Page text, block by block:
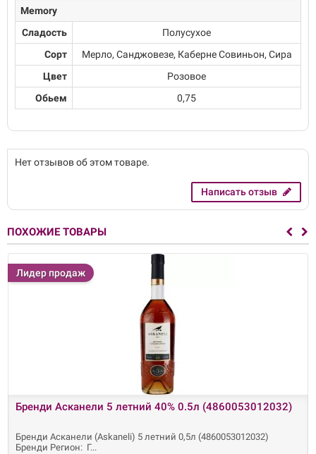
Memory
Сладость
Полусухое
Сорт
Мерло, Санджовезе, Каберне Совиньон, Сира
Цвет
Розовое
Обьем
0,75
Нет отзывов об этом товаре.
Написать отзыв
ПОХОЖИЕ ТОВАРЫ
Лидер продаж
Бренди Асканели 5 летний 40% 0.5л (4860053012032)
Бренди Асканели (Askaneli) 5 летний 0,5л (4860053012032)
Бренди Регион: Г